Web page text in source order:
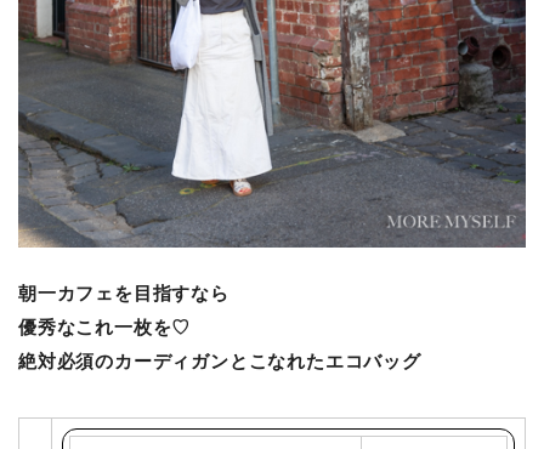
朝一カフェを目指すなら
優秀なこれ一枚を♡
絶対必須のカーディガンとこなれたエコバッグ